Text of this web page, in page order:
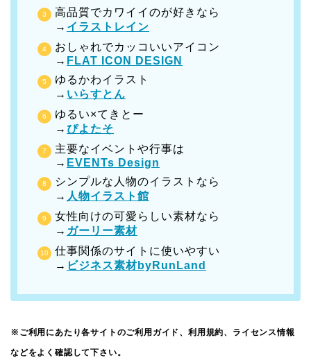
高品質でカワイイのが好きなら
→ イラストレイン
おしゃれでカッコいいアイコン
→ FLAT ICON DESIGN
ゆるかわイラスト
→ いらすとん
ゆるい×てきとー
→ ぴよたそ
主要なイベントや行事は
→ EVENTs Design
シンプルな人物のイラストなら
→ 人物イラスト館
女性向けの可愛らしい素材なら
→ ガーリー素材
仕事関係のサイトに使いやすい
→ ビジネス素材byRunLand
※ご利用にあたり各サイトのご利用ガイド、利用規約、ライセンス情報
などをよく確認して下さい。